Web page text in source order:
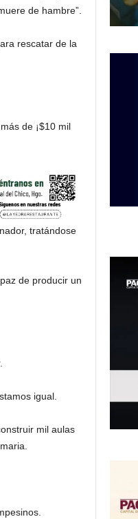
de hambre”.
rescatar de la
de ¡$10 mil
tratándose
de producir un
igual.
mil aulas